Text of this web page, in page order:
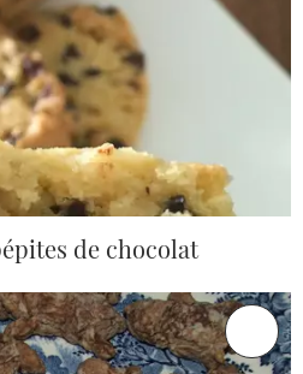
de chocolat